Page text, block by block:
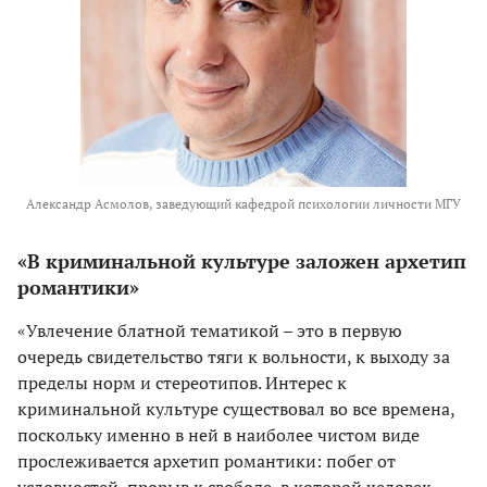
Александр Асмолов, заведующий кафедрой психологии личности МГУ
«В криминальной культуре заложен архетип
романтики»
«Увлечение блатной тематикой – это в первую
очередь свидетельство тяги к вольности, к выходу за
пределы норм и стереотипов. Интерес к
криминальной культуре существовал во все времена,
поскольку именно в ней в наиболее чистом виде
прослеживается архетип романтики: побег от